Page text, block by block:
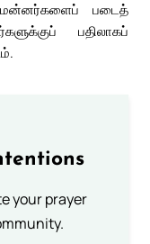
மன்னர்களைப் படைத்
பதிலாகப்
your prayer